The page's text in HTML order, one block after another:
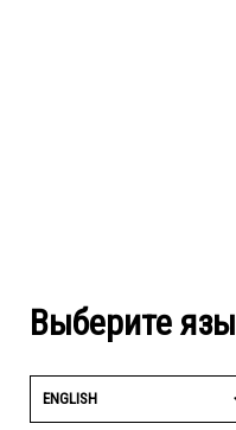
Выберите
ENGLISH